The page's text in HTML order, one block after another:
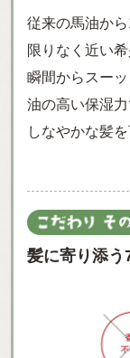
従来の馬油か
限りなく近い
瞬間からスー
油の高い保湿
しなやかな髪を
髪に寄り添う